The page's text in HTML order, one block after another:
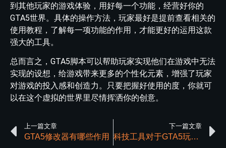
到其他玩家的游戏体验，用好每一个功能，经营好你的
GTA5世界。具体的操作方法，玩家最好是提前查看相关的
使用教程，了解每一项功能的作用，才能更好的运用这款
强大的工具。
总而言之，GTA5脚本可以帮助玩家实现他们在游戏中无法
实现的设想，给游戏带来更多的个性化元素，增强了玩家
对游戏的投入感和创造力。只要把握好使用的度，你就可
以在这个虚拟的世界里尽情挥洒你的创意。
上一篇文章
GTA5修改器有哪些作用
下一篇文章
科技工具对于GTA5玩家的作用有哪些